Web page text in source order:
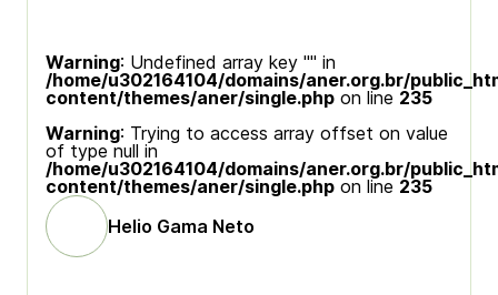
Warning: Undefined array key "" in
/home/u302164104/domains/aner.org.br/
content/themes/aner/single.php on line 235
Warning: Trying to access array offset on value
of type null in
/home/u302164104/domains/aner.org.br/
content/themes/aner/single.php on line 235
Helio Gama Neto